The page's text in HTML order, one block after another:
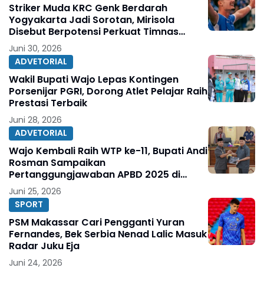
Striker Muda KRC Genk Berdarah
Yogyakarta Jadi Sorotan, Mirisola
Disebut Berpotensi Perkuat Timnas
Indonesia
Juni 30, 2026
ADVETORIAL
Wakil Bupati Wajo Lepas Kontingen
Porsenijar PGRI, Dorong Atlet Pelajar Raih
Prestasi Terbaik
Juni 28, 2026
ADVETORIAL
Wajo Kembali Raih WTP ke-11, Bupati Andi
Rosman Sampaikan
Pertanggungjawaban APBD 2025 di
DPRD
Juni 25, 2026
SPORT
PSM Makassar Cari Pengganti Yuran
Fernandes, Bek Serbia Nenad Lalic Masuk
Radar Juku Eja
Juni 24, 2026